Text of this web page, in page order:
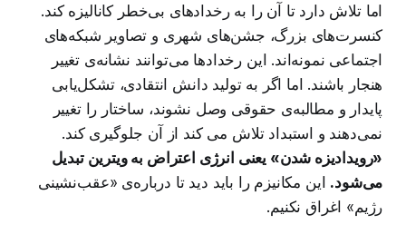
اما تلاش دارد تا آن را به رخدادهای بی‌خطر کانالیزه کند.
کنسرت‌های بزرگ، جشن‌های شهری و تصاویر شبکه‌های
اجتماعی نمونه‌اند. این رخدادها می‌توانند نشانه‌ی تغییر
هنجار باشند. اما اگر به تولید دانش انتقادی، تشکل‌یابی
پایدار و مطالبه‌ی حقوقی وصل نشوند، ساختار را تغییر
نمی‌دهند و استبداد تلاش می کند از آن جلوگیری کند.
«رویدادیزه شدن» یعنی انرژی اعتراض به ویترین تبدیل
می‌شود. این مکانیزم را باید دید تا درباره‌ی «عقب‌نشینی
رژیم» اغراق نکنیم.